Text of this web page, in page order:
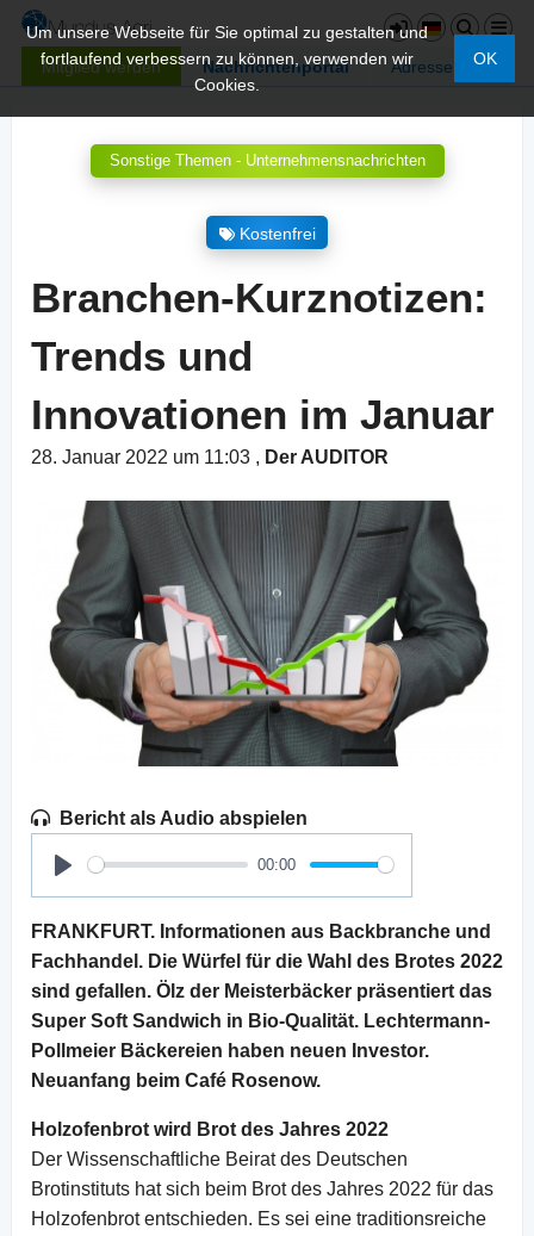
Mitglied werden Nachrichtenportal Adressen
Um unsere Webseite für Sie optimal zu gestalten und
fortlaufend verbessern zu können, verwenden wir
Cookies.
OK
Sonstige Themen - Unternehmensnachrichten
Kostenfrei
Branchen-Kurznotizen:
Trends und
Innovationen im Januar
28. Januar 2022 um 11:03 , Der AUDITOR
Bericht als Audio abspielen
Play
00:00
FRANKFURT. Informationen aus Backbranche und
Fachhandel. Die Würfel für die Wahl des Brotes 2022
sind gefallen. Ölz der Meisterbäcker präsentiert das
Super Soft Sandwich in Bio-Qualität. Lechtermann-
Pollmeier Bäckereien haben neuen Investor.
Neuanfang beim Café Rosenow.
Holzofenbrot wird Brot des Jahres 2022
Der Wissenschaftliche Beirat des Deutschen
Brotinstituts hat sich beim Brot des Jahres 2022 für das
Holzofenbrot entschieden. Es sei eine traditionsreiche